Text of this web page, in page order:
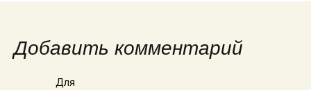
Добавить комментарий
Для